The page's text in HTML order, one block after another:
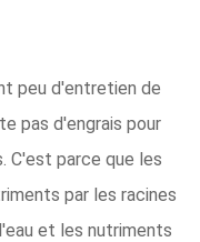
peu d'entretien de
pas d'engrais pour
C'est parce que les
par les racines
et les nutriments